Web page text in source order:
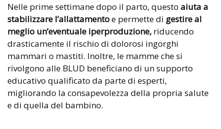
Nelle prime settimane dopo il parto, questo aiuta a
stabilizzare l’allattamentoe permette di gestire al
meglio un’eventuale iperproduzione, riducendo
drasticamente il rischio di dolorosi ingorghi
mammari o mastiti. Inoltre, le mamme che si
rivolgono alle BLUD beneficiano di un supporto
educativo qualificato da parte di esperti,
migliorando la consapevolezza della propria salute
e di quella del bambino.